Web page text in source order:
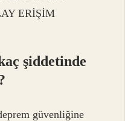
ERİŞİM
şiddetinde
güvenliğine